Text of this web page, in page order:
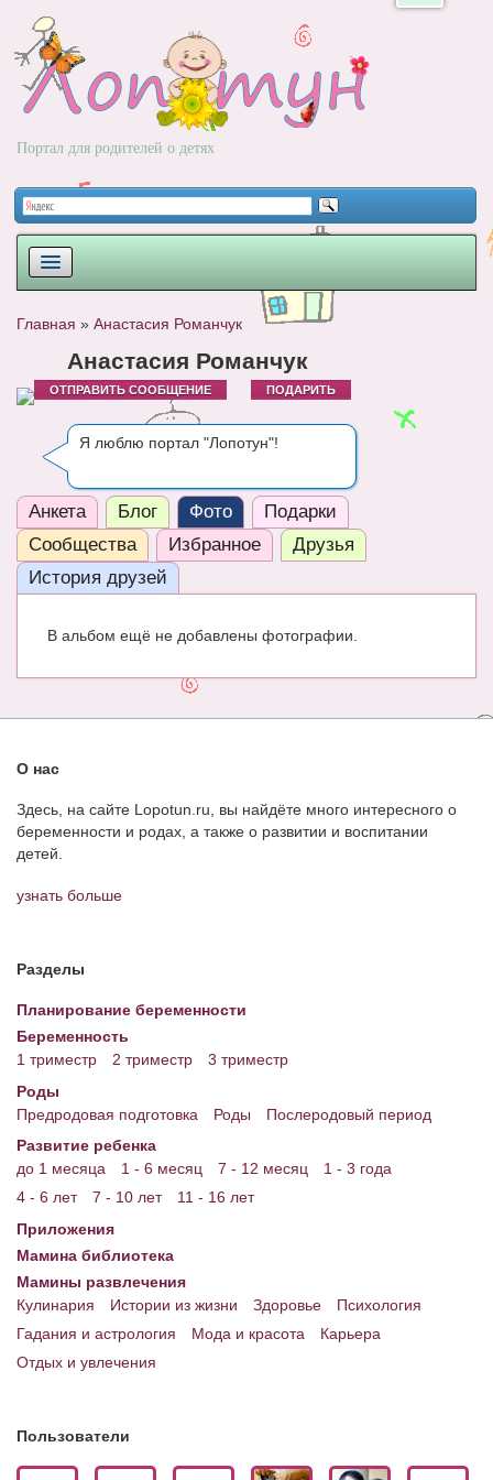
Портал для родителей о детях
РОДЫ
НОВОРОЖДЕННЫЙ
РАЗВИТИЕ
ВОПРОС-ОТВЕТ
ЧАТ
КНИГИ
МОДА И КРАСОТА
КОНКУРСЫ
СООБЩЕСТВА
БЛОГИ
Календарь беременности
МАМИНА БИБЛИОТЕКА
Имена. Святцы
Энциклопедия беременных
Мамина энциклопедия
СЕРВИСЫ И ПРИЛОЖЕНИЯ
Сервис. Оценка роста и веса ребенка
Полезные ссылки
НОВОСТИ ЛОПОТУНА
Главная » Анастасия Романчук
Анастасия Романчук
ОТПРАВИТЬ СООБЩЕНИЕ ПОДАРИТЬ
Я люблю портал "Лопотун"!
Анкета Блог Фото
Подарки
Сообщества
Избранное
Друзья
История друзей
В альбом ещё не добавлены фотографии.
О нас
Здесь, на сайте Lopotun.ru, вы найдёте много интересного о
беременности и родах, а также о развитии и воспитании
детей.
узнать больше
Разделы
Планирование беременности
Беременность
1 триместр
2 триместр
3 триместр
Роды
Предродовая подготовка
Роды
Послеродовый период
Развитие ребенка
до 1 месяца
1 - 6 месяц 7 - 12 месяц
1 - 3 года
4 - 6 лет
7 - 10 лет
11 - 16 лет
Приложения
Мамина библиотека
Мамины развлечения
Кулинария
Истории из жизни Здоровье
Психология
Гадания и астрология
Мода и красота
Карьера
Отдых и увлечения
Пользователи